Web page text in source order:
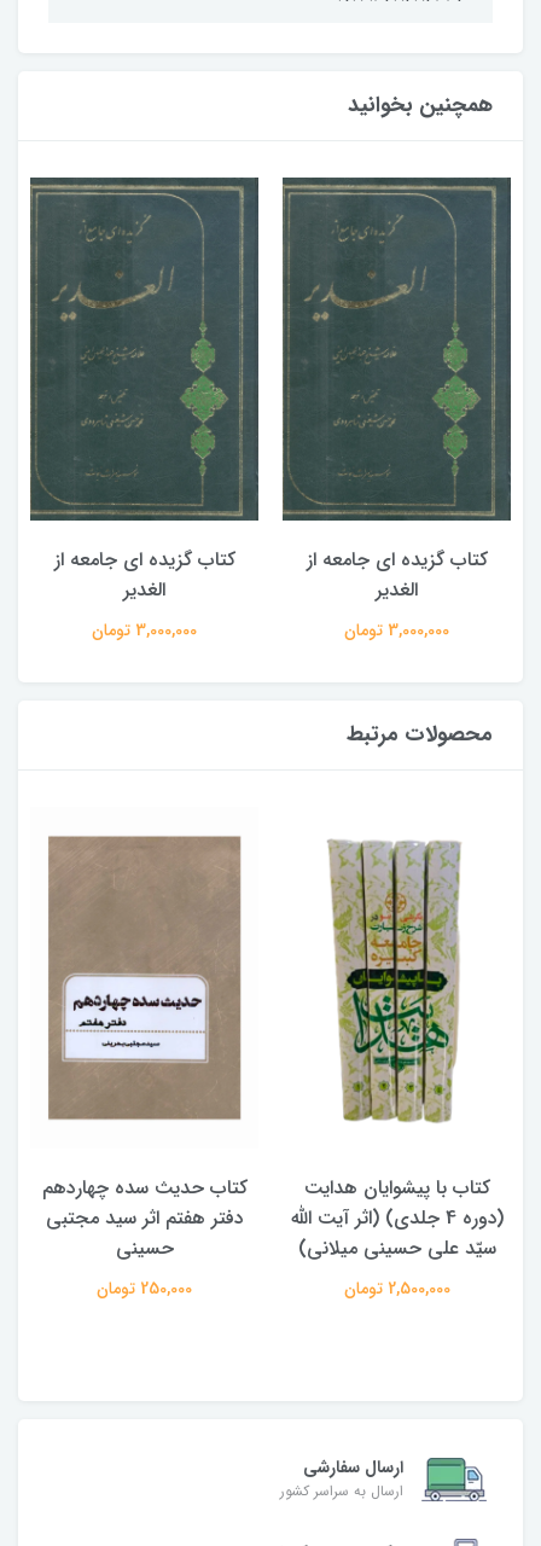
همچنین بخوانید
کتاب گزیده ای جامعه از
الغدیر
3,000,000 تومان
کتاب گزیده ای جامعه از
الغدیر
3,000,000 تومان
محصولات مرتبط
کتاب با پیشوایان هدایت
(دوره 4 جلدی) (اثر آیت الله
سیّد علی حسینی میلانی)
2,500,000 تومان
کتاب حدیث سده چهاردهم
دفتر هفتم اثر سید مجتبی
حسینی
250,000 تومان
ارسال سفارشی
ارسال به سراسر کشور